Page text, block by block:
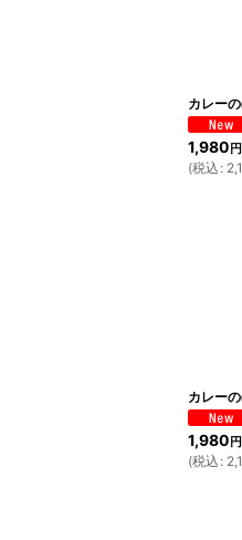
カレー
1,980 円
(税込 :
カレー
1,980 円
(税込 :